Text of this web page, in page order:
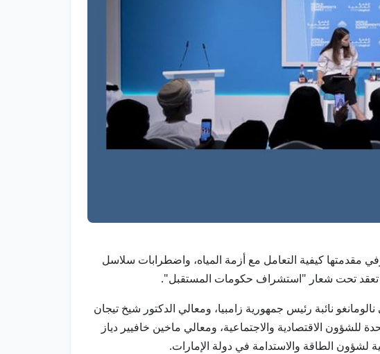
وفي مقدمتها كيفية التعامل مع أزمة المياه، واضطرابات سلاسل
مستقبلية"، كل من معالي موتالي نالومانغو نائبة رئيس جمهورية زامبيا، ومعالي الدكتور شيخ تيجان
الاقتصادية والاجتماعية، ومعالي ماخين خافيير دياز
لشؤون الطاقة والاستدامة في دولة الإمارات.